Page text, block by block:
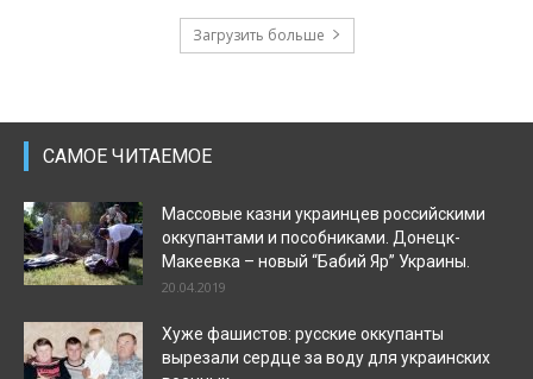
Загрузить больше
САМОЕ ЧИТАЕМОЕ
Массовые казни украинцев российскими
оккупантами и пособниками. Донецк-
Макеевка – новый “Бабий Яр” Украины.
20.04.2019
Хуже фашистов: русские оккупанты
вырезали сердце за воду для украинских